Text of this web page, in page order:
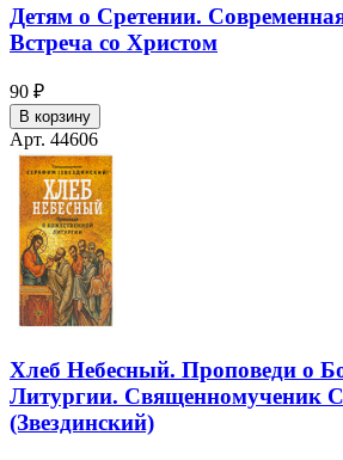
Детям о Сретении.
Встреча со Христом
90 ₽
В корзину
Арт. 44606
Хлеб Небесный. Проповеди о
Литургии. Священномученик
(Звездинский)